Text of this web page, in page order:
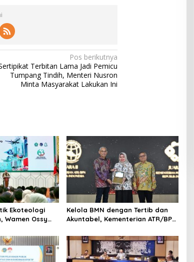
Pos berikutnya
Terbitan Lama Jadi Pemicu
Tumpang Tindih, Menteri Nusron
Minta Masyarakat Lakukan Ini
Ekoteologi
Wamen Ossy
Bidang Tanah
Kelola BMN dengan Tertib dan
Akuntabel, Kementerian ATR/BPN
2025